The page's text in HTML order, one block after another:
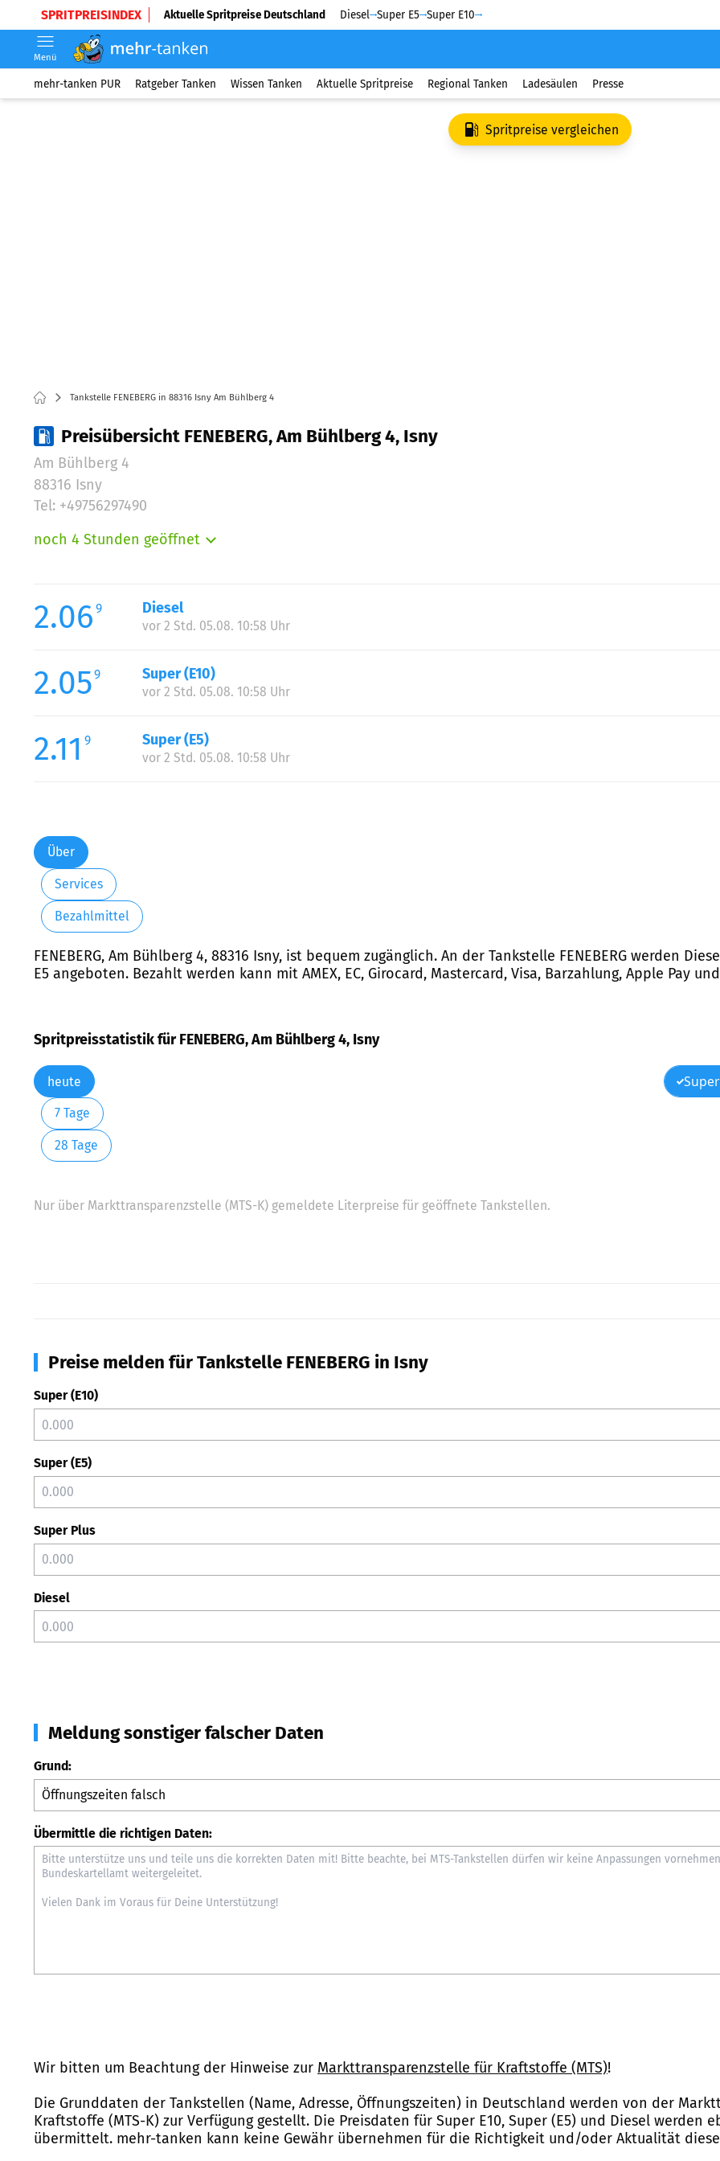
SPRITPREISINDEX Aktuelle Spritpreise Deutschland Diesel Super E5 Super E10
Menü
mehr-tanken PUR Ratgeber Tanken Wissen Tanken Aktuelle Spritpreise Regional Tanken Ladesäulen Presse
Spritpreise vergleichen
Tankstelle FENEBERG in 88316 Isny Am Bühlberg 4
Preisübersicht FENEBERG, Am Bühlberg 4, Isny
Am Bühlberg 4
88316 Isny
Tel: +49756297490
noch 4 Stunden geöffnet
Mittwoch:
Donnerstag:
Samstag:
2.06 9 Diesel
vor 2 Std. 05.08. 10:58 Uhr
2.059 Super (E10)
vor 2 Std. 05.08. 10:58 Uhr
2.11 9 Super (E5)
vor 2 Std. 05.08. 10:58 Uhr
Über
Services
Bezahlmittel
FENEBERG, Am Bühlberg 4, 88316 Isny, ist bequem zugänglich. An der Tankstelle FENEBERG werden
E5 angeboten. Bezahlt werden kann mit AMEX, EC, Girocard, Mastercard, Visa, Barzahlung, Apple Pay
Spritpreisstatistik für FENEBERG, Am Bühlberg 4, Isny
heute
7 Tage
28 Tage
Nur über Markttransparenzstelle (MTS-K) gemeldete Literpreise für geöffnete Tankstellen.
Preise melden für Tankstelle FENEBERG in Isny
Super (E10)
Super (E5)
Super Plus
Diesel
Meldung sonstiger falscher Daten
Grund:
Übermittle die richtigen Daten:
Wir bitten um Beachtung der Hinweise zur Markttransparenzstelle für Kraftstoffe (MTS)!
Die Grunddaten der Tankstellen (Name, Adresse, Öffnungszeiten) in Deutschland werden von der
Kraftstoffe (MTS-K) zur Verfügung gestellt. Die Preisdaten für Super E10, Super (E5) und Diesel werden
übermittelt. mehr-tanken kann keine Gewähr übernehmen für die Richtigkeit und/oder Aktualität